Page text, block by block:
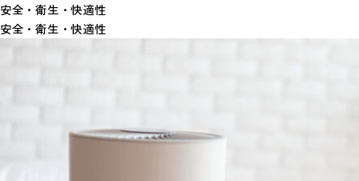
安全・衛生・快適性
安全・衛生・快適性